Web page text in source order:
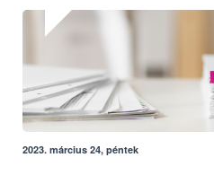
2023. március 24, péntek